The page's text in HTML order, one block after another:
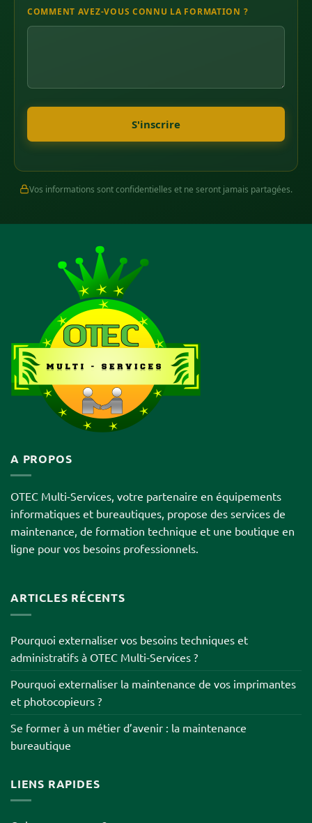
COMMENT AVEZ-VOUS CONNU LA FORMATION ?
S'inscrire
Vos informations sont confidentielles et ne seront jamais partagées.
A PROPOS
OTEC Multi-Services, votre partenaire en équipements
informatiques et bureautiques, propose des services de
maintenance, de formation technique et une boutique en
ligne pour vos besoins professionnels.
ARTICLES RÉCENTS
Pourquoi externaliser vos besoins techniques et
administratifs à OTEC Multi-Services ?
Pourquoi externaliser la maintenance de vos imprimantes
et photocopieurs ?
Se former à un métier d’avenir : la maintenance
bureautique
LIENS RAPIDES